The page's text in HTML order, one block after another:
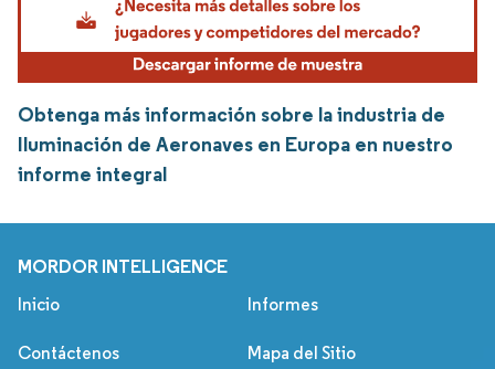
Obtenga más información sobre la industria de
Iluminación de Aeronaves en Europa en nuestro
informe integral
MORDOR INTELLIGENCE
Inicio Informes
Contáctenos Mapa del Sitio